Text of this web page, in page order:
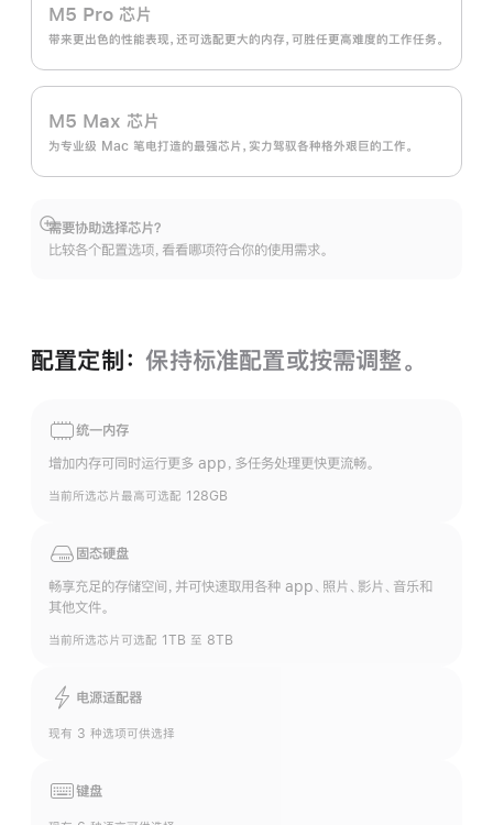
M5 Pro 芯片
带来更出色的性能表现，还可选配更大的内存，可胜任更高难度的工作任务。
M5 Max 芯片
为专业级 Mac 笔电打造的最强芯片，实力驾驭各种格外艰巨的工作。
需要协助选择芯片？
比较各个配置选项，看看哪项符合你的使用需求。
展
开
配置定制：保持标准配置或按需调整。
统一内存
增加内存可同时运行更多 app，多任务处理更快更流畅。
当前所选芯片最高可选配 128GB
固态硬盘
畅享充足的存储空间，并可快速取用各种 app、照片、影片、音乐和
其他文件。
当前所选芯片可选配 1TB 至 8TB
电源适配器
现有 3 种选项可供选择
键盘